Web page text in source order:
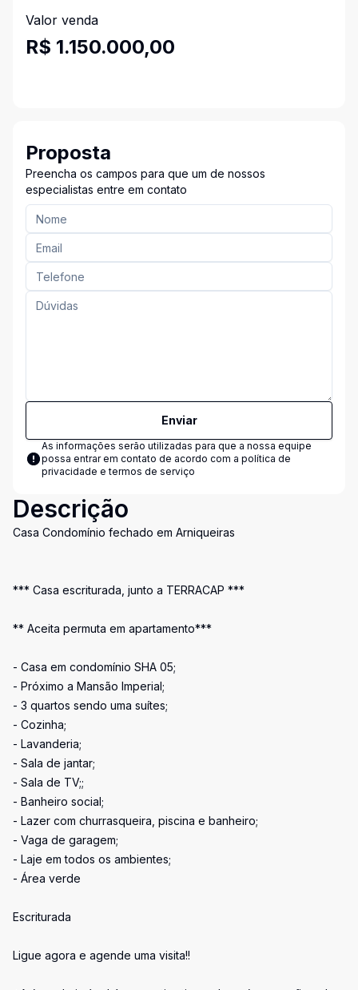
Valor venda
R$ 1.150.000,00
Proposta
Preencha os campos para que um de nossos
especialistas entre em contato
Enviar
As informações serão utilizadas para que a nossa equipe
possa entrar em contato de acordo com a política de
privacidade e termos de serviço
Descrição
Casa Condomínio fechado em Arniqueiras
*** Casa escriturada, junto a TERRACAP ***
** Aceita permuta em apartamento***
- Casa em condomínio SHA 05;
- Próximo a Mansão Imperial;
- 3 quartos sendo uma suítes;
- Cozinha;
- Lavanderia;
- Sala de jantar;
- Sala de TV;;
- Banheiro social;
- Lazer com churrasqueira, piscina e banheiro;
- Vaga de garagem;
- Laje em todos os ambientes;
- Área verde
Escriturada
Ligue agora e agende uma visita!!